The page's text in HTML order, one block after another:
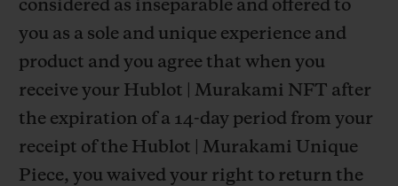
considered as inseparable and offered to
you as a sole and unique experience and
product and you agree that when you
receive your Hublot | Murakami NFT after
the expiration of a 14-day period from your
receipt of the Hublot | Murakami Unique
Piece, you waived your right to return the